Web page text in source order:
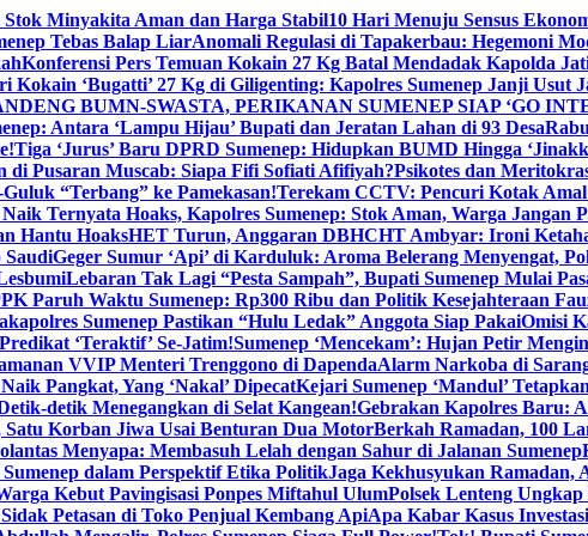
Stok Minyakita Aman dan Harga Stabil10 Hari Menuju Sensus
Tebas Balap LiarAnomali Regulasi di Tapakerbau: Hegemoni
Konferensi Pers Temuan Kokain 27 Kg Batal Mendadak Kapolda
Kokain ‘Bugatti’ 27 Kg di Giligenting: Kapolres Sumenep Janji Usut
BUMN-SWASTA, PERIKANAN SUMENEP SIAP ‘GO
Antara ‘Lampu Hijau’ Bupati dan Jeratan Lahan di 93 Desa
Tiga ‘Jurus’ Baru DPRD Sumenep: Hidupkan BUMD Hingga
di Pusaran Muscab: Siapa Fifi Sofiati Afifiyah?Psikotes dan
“Terbang” ke Pamekasan!Terekam CCTV: Pencuri Kotak
Ternyata Hoaks, Kapolres Sumenep: Stok Aman, Warga Jangan
Hantu HoaksHET Turun, Anggaran DBHCHT Ambyar: Ironi
SaudiGeger Sumur ‘Api’ di Karduluk: Aroma Belerang Menyengat,
Lebaran Tak Lagi “Pesta Sampah”, Bupati Sumenep Mulai
Paruh Waktu Sumenep: Rp300 Ribu dan Politik Kesejahteraan
Sumenep Pastikan “Hulu Ledak” Anggota Siap PakaiOmisi
‘Teraktif’ Se-Jatim!Sumenep ‘Mencekam’: Hujan Petir
VVIP Menteri Trenggono di DapendaAlarm Narkoba di
Pangkat, Yang ‘Nakal’ DipecatKejari Sumenep ‘Mandul’
detik Menegangkan di Selat Kangean!Gebrakan Kapolres Baru:
Korban Jiwa Usai Benturan Dua MotorBerkah Ramadan, 100
Menyapa: Membasuh Lelah dengan Sahur di Jalanan Sumenep
dalam Perspektif Etika PolitikJaga Kekhusyukan Ramadan,
Kebut Pavingisasi Ponpes Miftahul UlumPolsek Lenteng
Petasan di Toko Penjual Kembang ApiApa Kabar Kasus